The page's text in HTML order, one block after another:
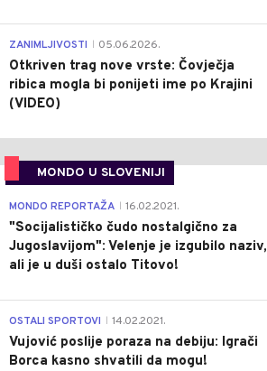
ZANIMLJIVOSTI 05.06.2026.
Otkriven trag nove vrste: Čovječja
ribica mogla bi ponijeti ime po Krajini
(VIDEO)
MONDO U SLOVENIJI
MONDO REPORTAŽA 16.02.2021.
"Socijalističko čudo nostalgično za
Jugoslavijom": Velenje je izgubilo naziv,
ali je u duši ostalo Titovo!
OSTALI SPORTOVI 14.02.2021.
Vujović poslije poraza na debiju: Igrači
Borca kasno shvatili da mogu!